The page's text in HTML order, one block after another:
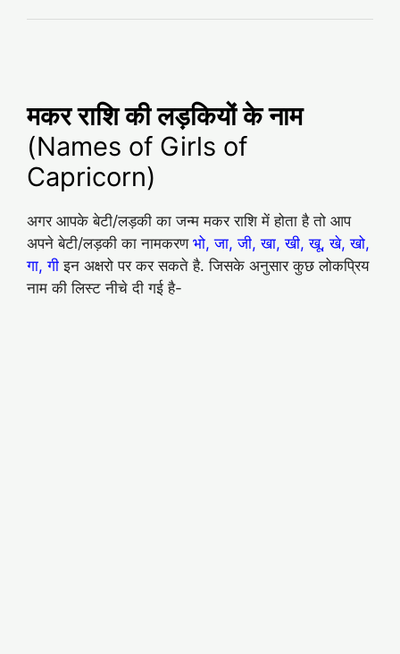
मकर राशि की लड़कियों के नाम
(Names of Girls of
Capricorn)
अगर आपके बेटी/लड़की का जन्म मकर राशि में होता है तो आप
अपने बेटी/लड़की का नामकरण भो, जा, जी, खा, खी, खू, खे, खो,
गा, गी इन अक्षरो पर कर सकते है. जिसके अनुसार कुछ लोकप्रिय
नाम की लिस्ट नीचे दी गई है-